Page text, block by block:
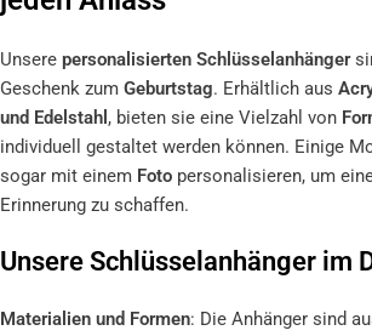
Unsere personalisierten Schlüsselanhänger
Geschenk zum Geburtstag. Erhältlich aus
und Edelstahl , bieten sie eine Vielzahl von
individuell gestaltet werden können. Einige
sogar mit einem Foto personalisieren, um
Erinnerung zu schaffen.
Unsere Schlüsselanhänger im
Materialien und Formen: Die Anhänger sind